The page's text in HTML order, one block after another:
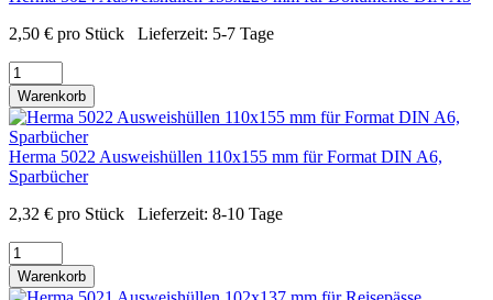
2,50 € pro Stück Lieferzeit: 5-7 Tage
Warenkorb
Herma 5022 Ausweishüllen 110x155 mm für Format DIN A6,
Sparbücher
2,32 € pro Stück Lieferzeit: 8-10 Tage
Warenkorb